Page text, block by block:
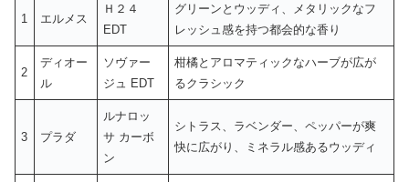
1 エルメス
Ｈ２４
EDT
グリーンとウッディ、メタリックなフ
レッシュ感を持つ都会的な香り
2
ディオー
ル
ソヴァー
ジュ EDT
柑橘とアロマティックなハーブが広が
るクラシック
3 プラダ
ルナロッ
サ カーボ
ン
シトラス、ラベンダー、ペッパーが爽
快に広がり、ミネラル感あるウッディ